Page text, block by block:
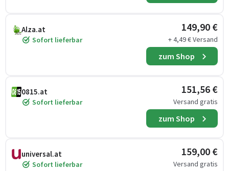
Alza.at
Sofort lieferbar
149,90 €
+ 4,49 € Versand
zum Shop
0815.at
Sofort lieferbar
151,56 €
Versand gratis
zum Shop
universal.at
Sofort lieferbar
159,00 €
Versand gratis